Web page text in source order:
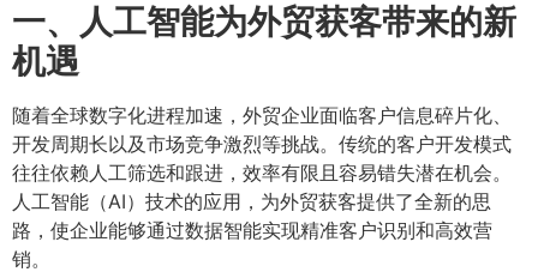
一、人工智能为外贸获客带来的新
机遇
随着全球数字化进程加速，外贸企业面临客户信息碎片化、
开发周期长以及市场竞争激烈等挑战。传统的客户开发模式
往往依赖人工筛选和跟进，效率有限且容易错失潜在机会。
人工智能（AI）技术的应用，为外贸获客提供了全新的思
路，使企业能够通过数据智能实现精准客户识别和高效营
销。